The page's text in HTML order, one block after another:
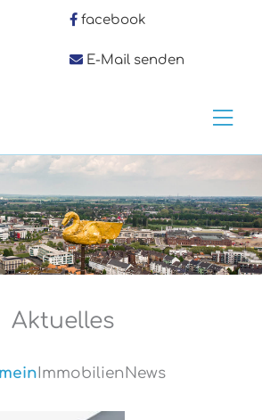
E-Mail senden
facebook
Aktuelles
Immobilien News